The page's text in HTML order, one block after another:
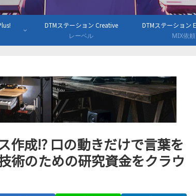
DTMステーション Creative
レーベル
DTMステーション
MIX依頼
作成!? 口の動きだけで言葉を
術のための研究資金をクラウ